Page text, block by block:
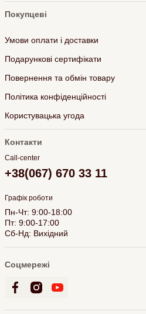
Покупцеві
Умови оплати і доставки
Подарункові сертифікати
Повернення та обмін товару
Політика конфіденційності
Користувацька угода
Контакти
Call-center
+38(067) 670 33 11
Графік роботи
Пн-Чт: 9:00-18:00
Пт: 9:00-17:00
Сб-Нд: Вихідний
Соцмережі